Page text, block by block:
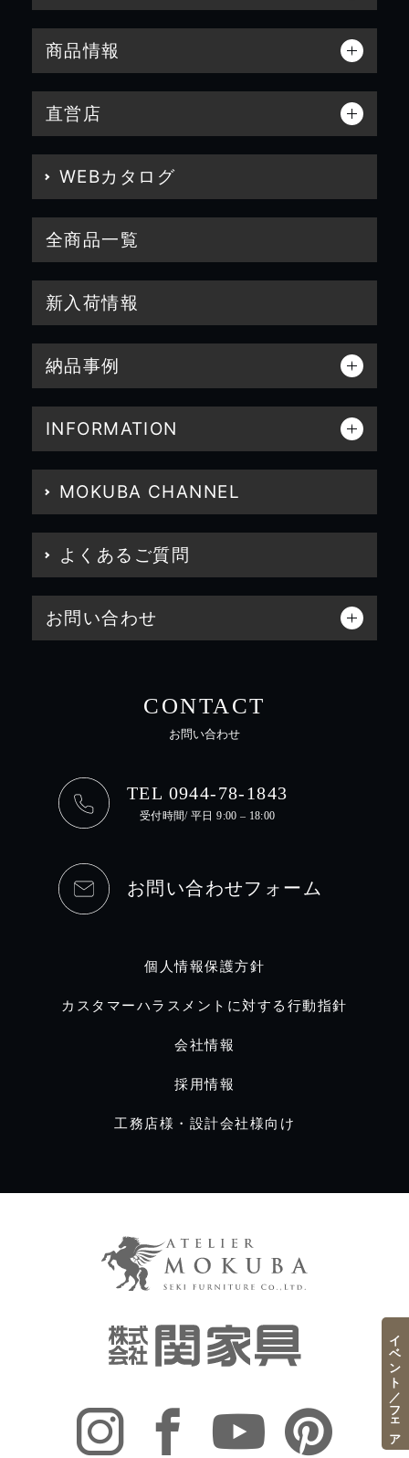
商品情報
直営店
WEBカタログ
全商品一覧
新入荷情報
納品事例
INFORMATION
MOKUBA CHANNEL
よくあるご質問
お問い合わせ
CONTACT
お問い合わせ
TEL 0944-78-1843
受付時間/ 平日 9:00 – 18:00
お問い合わせフォーム
個人情報保護方針
カスタマーハラスメントに対する行動指針
会社情報
採用情報
工務店様・設計会社様向け
イベント／フェア